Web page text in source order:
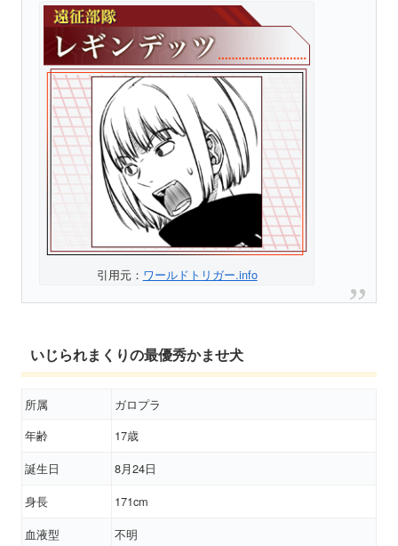
引用元： ワールドトリガー.info
いじられまくりの最優秀かませ犬
所属
ガロプラ
年齢
17歳
誕生日
8月24日
身長
171cm
血液型
不明